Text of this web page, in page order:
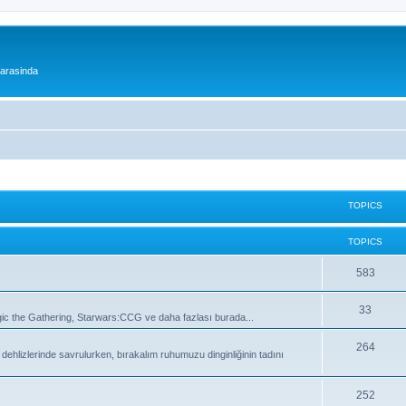
TOPICS
TOPICS
583T
o
s
the Gathering, Starwars:CCG ve daha fazlası burada...
33
o
i
savrulurken, bırakalım ruhumuzu dinginliğinin tadını
264T
p
252T